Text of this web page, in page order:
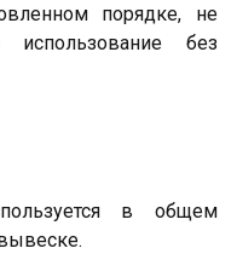
порядке, не
без
в общем